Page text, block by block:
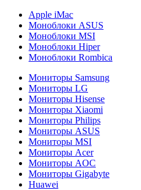
Apple iMac
Моноблоки ASUS
Моноблоки MSI
Моноблоки Hiper
Моноблоки Rombica
Мониторы Samsung
Мониторы LG
Мониторы Hisense
Мониторы Xiaomi
Мониторы Philips
Мониторы ASUS
Мониторы MSI
Мониторы Acer
Мониторы AOC
Мониторы Gigabyte
Huawei